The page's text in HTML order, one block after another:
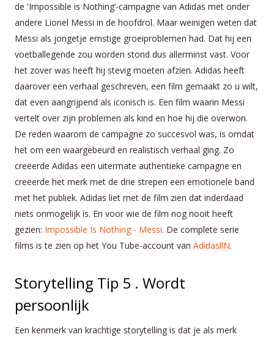
de 'Impossible is Nothing’-campagne van Adidas met onder
andere Lionel Messi in de hoofdrol. Maar weinigen weten dat
Messi als jongetje ernstige groeiproblemen had. Dat hij een
voetballegende zou worden stond dus allerminst vast. Voor
het zover was heeft hij stevig moeten afzien. Adidas heeft
daarover een verhaal geschreven, een film gemaakt zo u wilt,
dat even aangrijpend als iconisch is. Een film waarin Messi
vertelt over zijn problemen als kind en hoe hij die overwon.
De reden waarom de campagne zo succesvol was, is omdat
het om een waargebeurd en realistisch verhaal ging. Zo
creëerde Adidas een uitermate authentieke campagne en
creëerde het merk met de drie strepen een emotionele band
met het publiek. Adidas liet met de film zien dat inderdaad
niets onmogelijk is. En voor wie de film nog nooit heeft
gezien: Impossible Is Nothing - Messi. De complete serie
films is te zien op het You Tube-account van AdidasllN.
Storytelling Tip 5 . Wordt
persoonlijk
Een kenmerk van krachtige storytelling is dat je als merk